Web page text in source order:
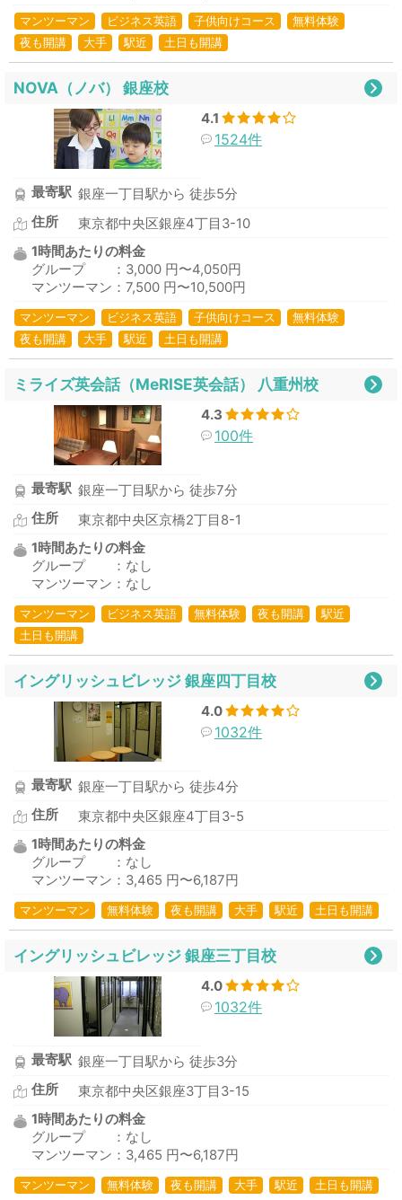
マンツーマン ビジネス英語 子供向けコース
無料体験
夜も開講
大手 駅近 土日も開講
NOVA（ノバ） 銀座校
4.1
1524件
最寄駅 銀座一丁目駅から 徒歩5分
住所
東京都中央区銀座4丁目3-10
1時間あたりの料金
グループ ：3,000 円〜4,050円
マンツーマン：7,500 円〜10,500円
マンツーマン ビジネス英語 子供向けコース
無料体験
夜も開講
大手 駅近 土日も開講
ミライズ英会話（MeRISE英会話） 八重州校
4.3
100件
最寄駅 銀座一丁目駅から 徒歩7分
住所
東京都中央区京橋2丁目8-1
1時間あたりの料金
グループ ：なし
マンツーマン：なし
マンツーマン ビジネス英語 無料体験 夜も開講
駅近
土日も開講
イングリッシュビレッジ 銀座四丁目校
4.0
1032件
最寄駅 銀座一丁目駅から 徒歩4分
住所
東京都中央区銀座4丁目3-5
1時間あたりの料金
グループ ：なし
マンツーマン：3,465 円〜6,187円
マンツーマン 無料体験 夜も開講 大手 駅近 土日も開講
イングリッシュビレッジ 銀座三丁目校
4.0
1032件
最寄駅 銀座一丁目駅から 徒歩3分
住所
東京都中央区銀座3丁目3-15
1時間あたりの料金
グループ ：なし
マンツーマン：3,465 円〜6,187円
マンツーマン 無料体験 夜も開講 大手 駅近 土日も開講